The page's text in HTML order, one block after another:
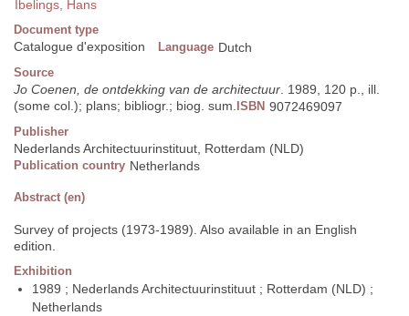
Ibelings, Hans
Document type
Catalogue d'exposition Language Dutch
Source
Jo Coenen, de ontdekking van de architectuur. 1989, 120 p., ill.
(some col.); plans; bibliogr.; biog. sum. ISBN 9072469097
Publisher
Nederlands Architectuurinstituut, Rotterdam (NLD)
Publication country Netherlands
Abstract (en)
Survey of projects (1973-1989). Also available in an English
edition.
Exhibition
1989 ; Nederlands Architectuurinstituut ; Rotterdam (NLD) ;
Netherlands